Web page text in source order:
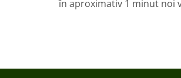
în aproximativ 1 minut noi